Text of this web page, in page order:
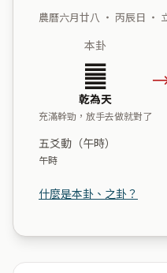
農曆六月廿八 ・ 丙辰日 ・
本卦
䷀
乾為天
充滿幹勁，放手去做就對了
五爻動（午時）
午時
什麼是本卦、之卦？